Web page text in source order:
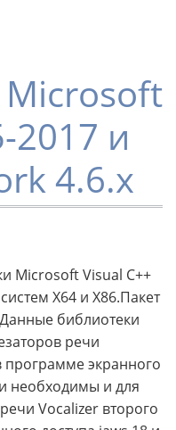
2017 и
4.6.x
Microsoft Visual C++
X64 и X86.Пакет
библиотеки
речи
программе экранного
необходимы и для
Vocalizer второго